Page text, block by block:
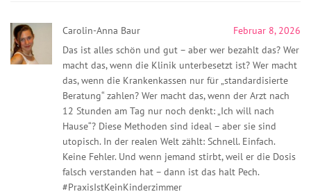
Carolin-Anna Baur
Februar 8, 2026
Das ist alles schön und gut – aber wer bezahlt das? Wer
macht das, wenn die Klinik unterbesetzt ist? Wer macht
das, wenn die Krankenkassen nur für „standardisierte
Beratung“ zahlen? Wer macht das, wenn der Arzt nach
12 Stunden am Tag nur noch denkt: „Ich will nach
Hause“? Diese Methoden sind ideal – aber sie sind
utopisch. In der realen Welt zählt: Schnell. Einfach.
Keine Fehler. Und wenn jemand stirbt, weil er die Dosis
falsch verstanden hat – dann ist das halt Pech.
#PraxisIstKeinKinderzimmer